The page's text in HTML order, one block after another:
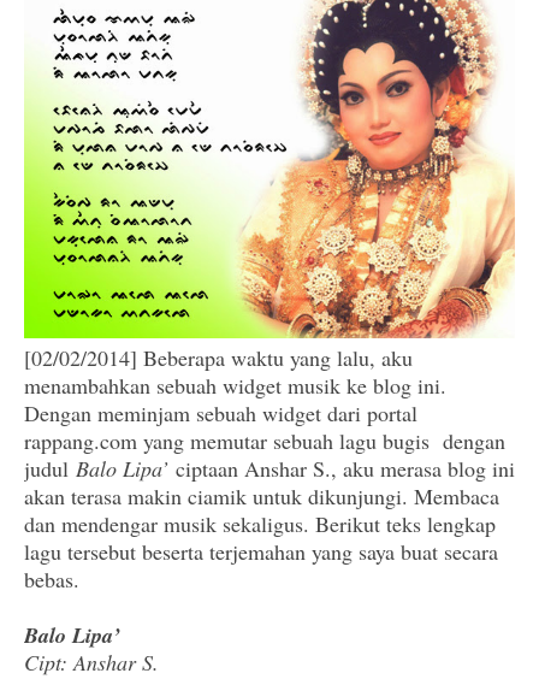
[02/02/2014] Beberapa waktu yang lalu, aku
menambahkan sebuah widget musik ke blog ini.
Dengan meminjam sebuah widget dari portal
rappang.com yang memutar sebuah lagu bugis dengan
judul Balo Lipa’ ciptaan Anshar S., aku merasa blog ini
akan terasa makin ciamik untuk dikunjungi. Membaca
dan mendengar musik sekaligus. Berikut teks lengkap
lagu tersebut beserta terjemahan yang saya buat secara
bebas.
Balo Lipa’
Cipt: Anshar S.